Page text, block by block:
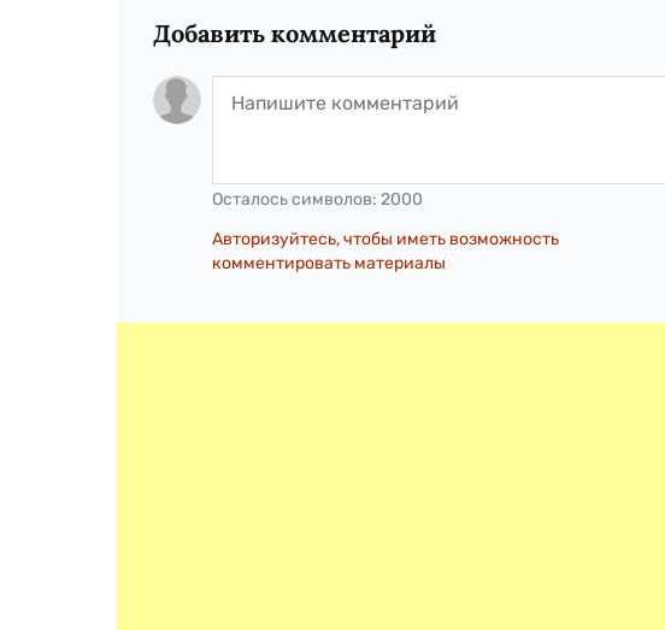
Добавить комментарий
Осталось символов: 2000
Авторизуйтесь, чтобы иметь возможность
комментировать материалы